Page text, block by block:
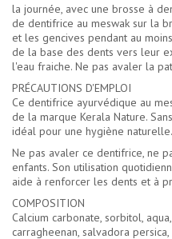
la journée, avec une brosse à
de dentifrice au meswak sur la
et les gencives pendant au
de la base des dents vers leur
l'eau fraiche. Ne pas avaler la
PRÉCAUTIONS D'EMPLOI
Ce dentifrice ayurvédique au
de la marque Kerala Nature.
idéal pour une hygiène naturelle.
Ne pas avaler ce dentifrice, ne
enfants. Son utilisation
aide à renforcer les dents et à
COMPOSITION
Calcium carbonate, sorbitol,
carragheenan, salvadora